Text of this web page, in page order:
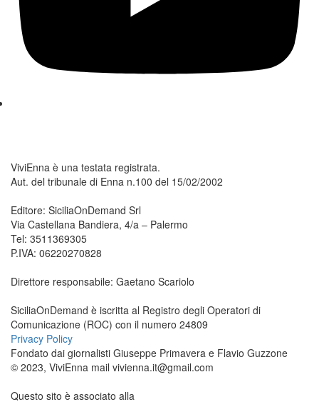
ViviEnna è una testata registrata.
Aut. del tribunale di Enna n.100 del 15/02/2002
Editore: SiciliaOnDemand Srl
Via Castellana Bandiera, 4/a – Palermo
Tel: 3511369305
P.IVA: 06220270828
Direttore responsabile: Gaetano Scariolo
SiciliaOnDemand è iscritta al Registro degli Operatori di
Comunicazione (ROC) con il numero 24809
Privacy Policy
Fondato dai giornalisti Giuseppe Primavera e Flavio Guzzone
© 2023, ViviEnna mail vivienna.it@gmail.com
Questo sito è associato alla